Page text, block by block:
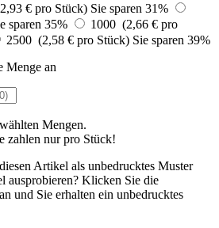
€ pro Stück) Sie sparen 31%
sparen 35%
1000 (2,66 € pro
2500 (2,58 € pro Stück) Sie sparen 39%
Menge an
Mengen.
zahlen nurpro Stück!
Artikel als unbedrucktes Muster
ausprobieren? Klicken Sie die
und Sie erhalten ein unbedrucktes